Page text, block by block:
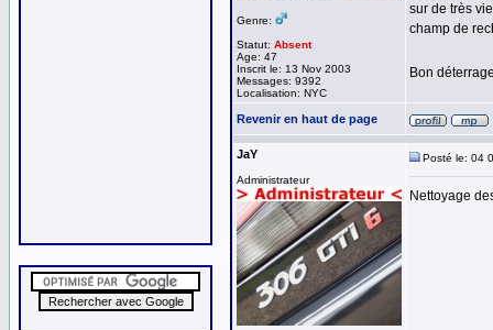
Genre:
Statut: Absent
Age: 47
Inscrit le: 13 Nov 2003
Messages: 9392
Localisation: NYC
sur de très
champ de
Bon
Revenir en haut de page
JaY
Administrateur
Posté le: 04
Nettoyage